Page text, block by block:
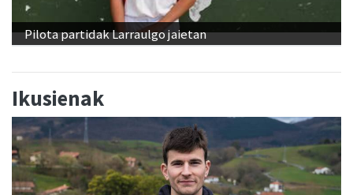
Pilota partidak Larraulgo jaietan
Ikusienak